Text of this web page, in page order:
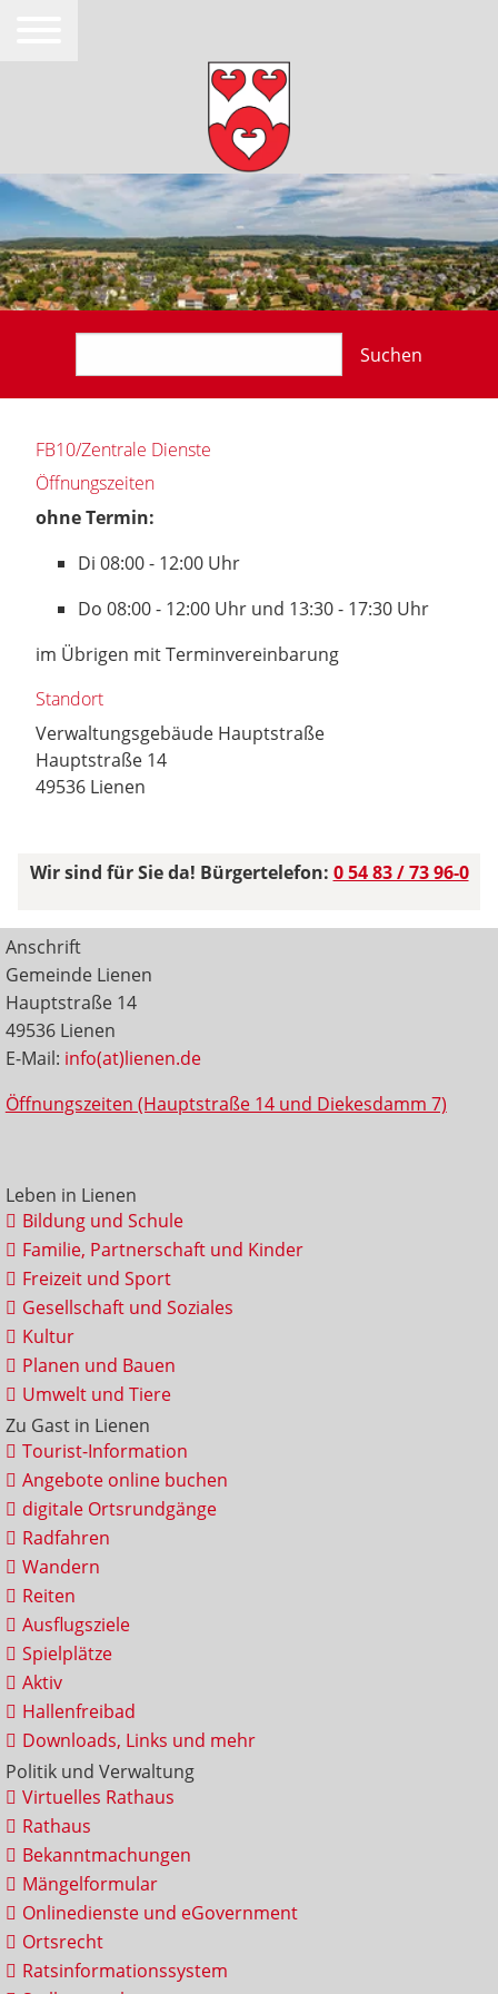
Suchen
FB10/Zentrale Dienste
Öffnungszeiten
ohne Termin:
Di 08:00 - 12:00 Uhr
Do 08:00 - 12:00 Uhr und 13:30 - 17:30 Uhr
im Übrigen mit Terminvereinbarung
Standort
Verwaltungsgebäude Hauptstraße
Hauptstraße 14
49536 Lienen
Wir sind für Sie da! Bürgertelefon: 0 54 83 / 73 96-0
Anschrift
Gemeinde Lienen
Hauptstraße 14
49536 Lienen
E-Mail: info(at)lienen.de
Öffnungszeiten (Hauptstraße 14 und Diekesdamm 7)
Leben in Lienen
Bildung und Schule
Familie, Partnerschaft und Kinder
Freizeit und Sport
Gesellschaft und Soziales
Kultur
Planen und Bauen
Umwelt und Tiere
Zu Gast in Lienen
Tourist-Information
Angebote online buchen
digitale Ortsrundgänge
Radfahren
Wandern
Reiten
Ausflugsziele
Spielplätze
Aktiv
Hallenfreibad
Downloads, Links und mehr
Politik und Verwaltung
Virtuelles Rathaus
Rathaus
Bekanntmachungen
Mängelformular
Onlinedienste und eGovernment
Ortsrecht
Ratsinformationssystem